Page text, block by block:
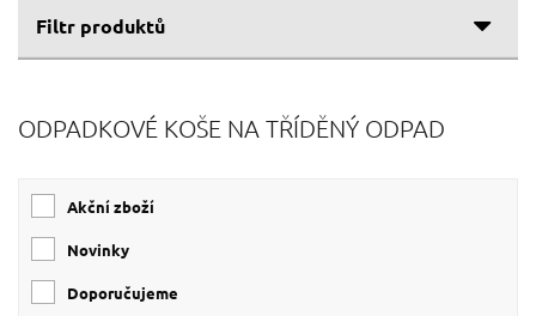
Filtr produktů
ODPADKOVÉ KOŠE NA TŘÍDĚNÝ ODPAD
Akční zboží
Novinky
Doporučujeme